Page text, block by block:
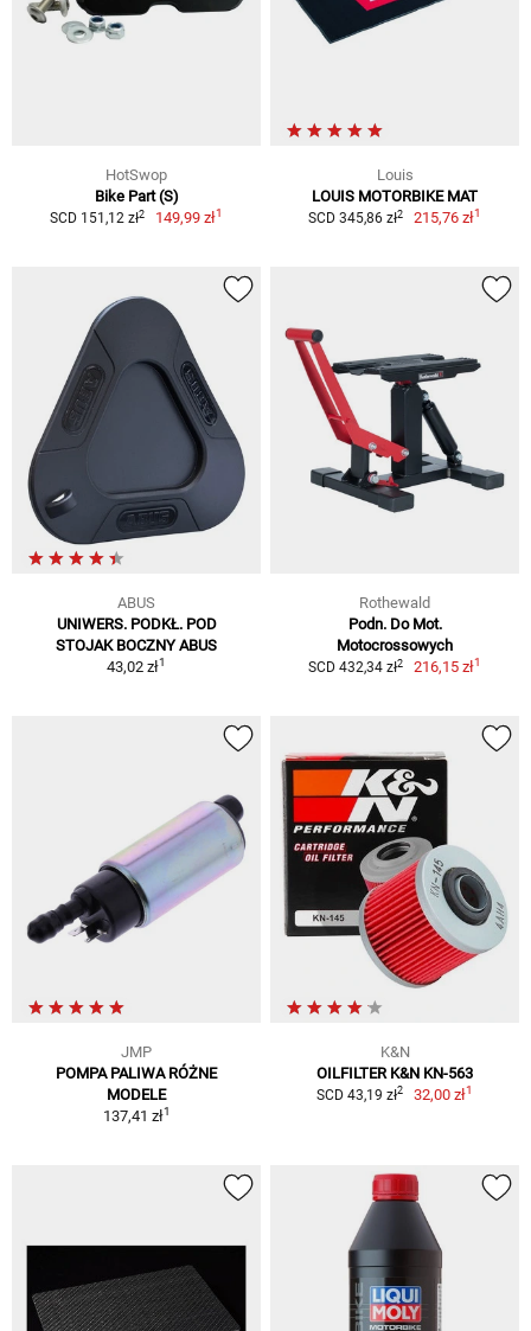
HotSwop
Bike Part (S)
SCD 151,12 zł2 149,99 zł1
Louis
LOUIS MOTORBIKE MAT
SCD 345,86 zł2 215,76 zł1
ABUS
UNIWERS. PODKŁ. POD
STOJAK BOCZNY ABUS
43,02 zł1
Rothewald
Podn. Do Mot.
Motocrossowych
SCD 432,34 zł2 216,15 zł1
JMP
POMPA PALIWA RÓŻNE
MODELE
137,41 zł1
K&N
OILFILTER K&N KN-563
SCD 43,19 zł2 32,00 zł1